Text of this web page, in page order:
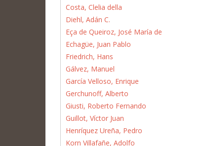
Costa, Clelia della
Diehl, Adán C.
Eça de Queiroz, José María de
Echagüe, Juan Pablo
Friedrich, Hans
Gálvez, Manuel
García Velloso, Enrique
Gerchunoff, Alberto
Giusti, Roberto Fernando
Guillot, Víctor Juan
Henríquez Ureña, Pedro
Korn Villafañe, Adolfo